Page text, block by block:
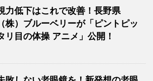
力低下はこれで改善！長野県
（株）ブルーベリーが「ピントピッ
リ目の体操 アニメ」公開！